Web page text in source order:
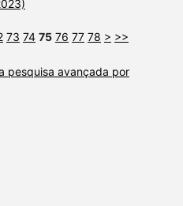
73 74 75 76 77 78 > >>
pesquisa avançada por